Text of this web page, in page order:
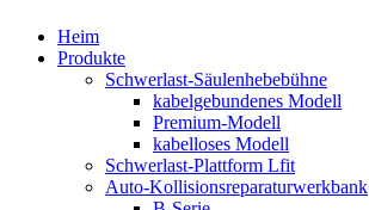
Heim
Produkte
Schwerlast-Säulenhebebühne
kabelgebundenes Modell
Premium-Modell
kabelloses Modell
Schwerlast-Plattform Lfit
Auto-Kollisionsreparaturwerkbank